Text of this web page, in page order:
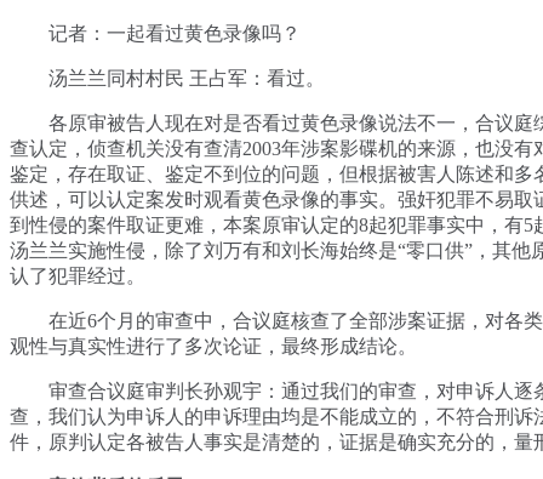
记者：一起看过黄色录像吗？
汤兰兰同村村民 王占军：看过。
各原审被告人现在对是否看过黄色录像说法不一，合议庭
查认定，侦查机关没有查清2003年涉案影碟机的来源，也没有
鉴定，存在取证、鉴定不到位的问题，但根据被害人陈述和多
供述，可以认定案发时观看黄色录像的事实。强奸犯罪不易取
到性侵的案件取证更难，本案原审认定的8起犯罪事实中，有5
汤兰兰实施性侵，除了刘万有和刘长海始终是“零口供”，其他
认了犯罪经过。
在近6个月的审查中，合议庭核查了全部涉案证据，对各
观性与真实性进行了多次论证，最终形成结论。
审查合议庭审判长孙观宇：通过我们的审查，对申诉人逐
查，我们认为申诉人的申诉理由均是不能成立的，不符合刑诉
件，原判认定各被告人事实是清楚的，证据是确实充分的，量